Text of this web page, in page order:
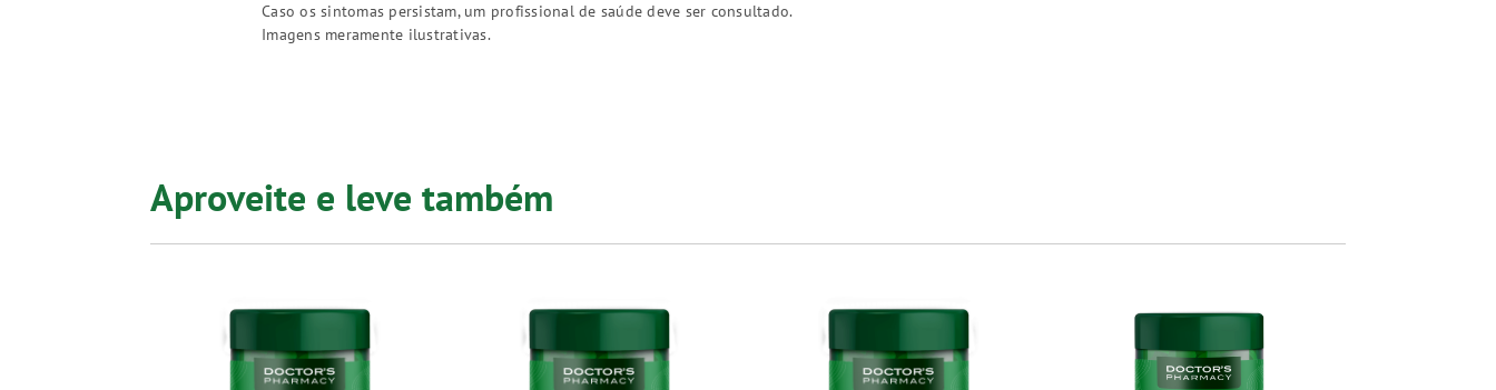
Caso os sintomas persistam, um profissional de saúde deve ser consultado.
Imagens meramente ilustrativas.
Aproveite e leve também